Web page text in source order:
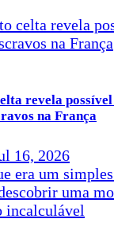
revela
na França
16, 2026